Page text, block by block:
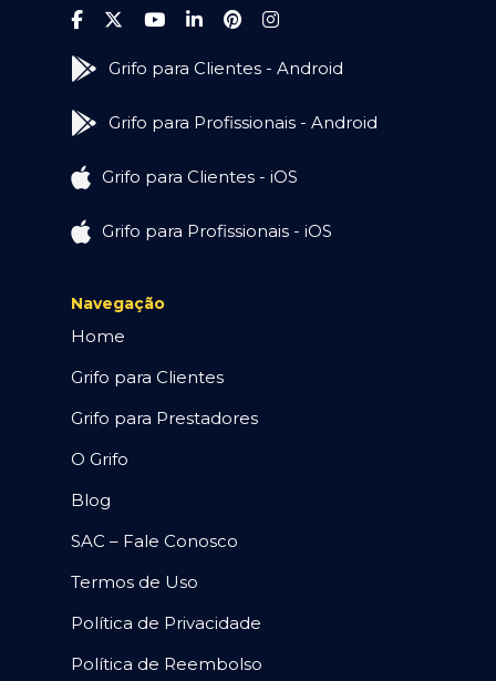
Grifo para Clientes - Android
Grifo para Profissionais - Android
Grifo para Clientes - iOS
Grifo para Profissionais - iOS
Navegação
Home
Grifo para Clientes
Grifo para Prestadores
O Grifo
Blog
SAC – Fale Conosco
Termos de Uso
Política de Privacidade
Política de Reembolso